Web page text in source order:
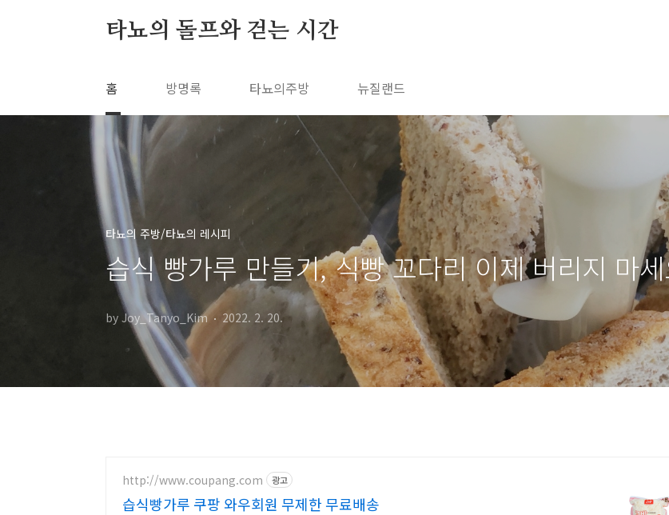
타뇨의 돌프와 걷는 시간
홈 방명록 타뇨의주방 뉴질랜드
타뇨의 주방/타뇨의 레시피
습식 빵가루 만들기, 식빵 꼬다리 이제 버리지 마
by Joy_Tanyo_Kim 2022. 2. 20.
http://www.coupang.com 광고
습식빵가루 쿠팡 와우회원 무제한 무료배송